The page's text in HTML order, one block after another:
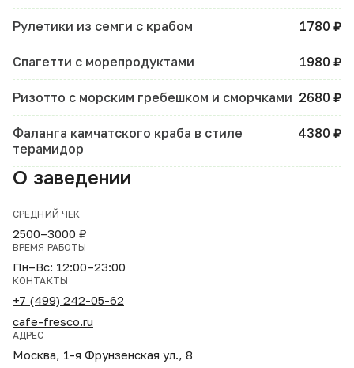
Рулетики из семги с крабом 1780 ₽
Спагетти с морепродуктами 1980 ₽
Ризотто с морским гребешком и сморчками 2680 ₽
Фаланга камчатского краба в стиле
терамидор
4380 ₽
О заведении
СРЕДНИЙ ЧЕК
2500–3000 ₽
ВРЕМЯ РАБОТЫ
Пн–Вс: 12:00–23:00
КОНТАКТЫ
+7 (499) 242-05-62
cafe-fresco.ru
АДРЕС
Москва, 1-я Фрунзенская ул., 8